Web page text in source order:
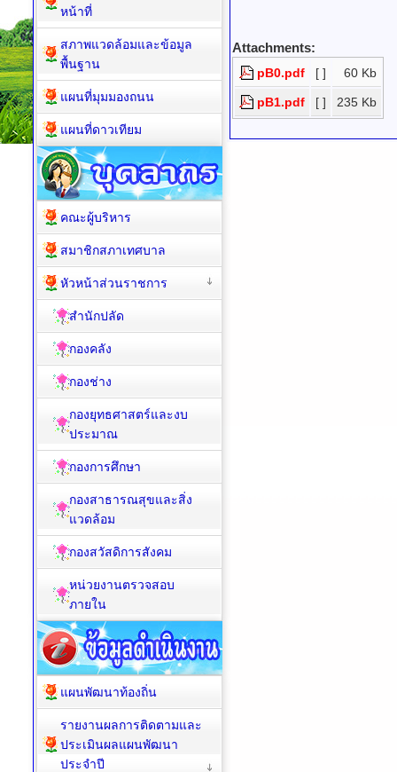
Attachments:
pB0.pdf [ ] 60 Kb
pB1.pdf [ ] 235 Kb
หน้าที่
สภาพแวดล้อมและข้อมูล
พื้นฐาน
แผนที่มุมมองถนน
แผนที่ดาวเทียม
คณะผู้บริหาร
สมาชิกสภาเทศบาล
หัวหน้าส่วนราชการ
สำนักปลัด
กองคลัง
กองช่าง
กองยุทธศาสตร์และงบ
ประมาณ
กองการศึกษา
กองสาธารณสุขและสิ่ง
แวดล้อม
กองสวัสดิการสังคม
หน่วยงานตรวจสอบ
ภายใน
แผนพัฒนาท้องถิ่น
รายงานผลการติดตามและ
ประเมินผลแผนพัฒนา
ประจำปี